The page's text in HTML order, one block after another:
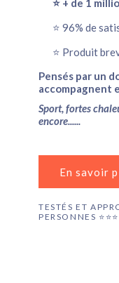
⭐️ + de 1
⭐️ 96% de
⭐️ Produit
Pensés par un
accompagnent
Sport, fortes
encore......
En savoir
TESTÉS ET
PERSONNES